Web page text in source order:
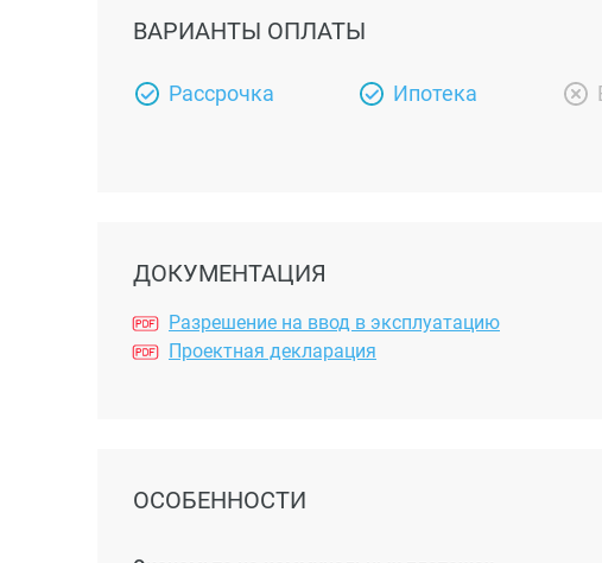
ВАРИАНТЫ ОПЛАТЫ
Рассрочка Ипотека
ДОКУМЕНТАЦИЯ
Разрешение на ввод в эксплуатацию
Проектная декларация
ОСОБЕННОСТИ